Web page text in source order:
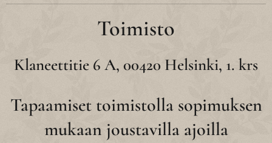
Toimisto
Klaneettitie 6 A, 00420 Helsinki, 1. krs
Tapaamiset toimistolla sopimuksen
mukaan joustavilla ajoilla